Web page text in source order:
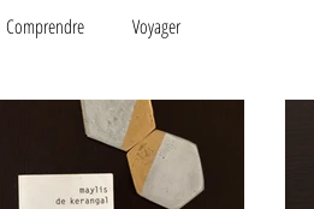
Comprendre Voyager